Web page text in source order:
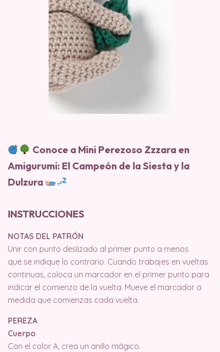
Conoce a Mini Perezoso Zzzara en
Amigurumi: El Campeón de la Siesta y la
Dulzura
INSTRUCCIONES
NOTAS DEL PATRÓN
Unir con punto deslizado al primer punto a menos
que se indique lo contrario. Cuando trabajes en vueltas
continuas, coloca un marcador en el primer punto para
indicar el comienzo de la vuelta. Mueve el marcador a
medida que comienzas cada vuelta.
PEREZA
Cuerpo
Con el color A, crea un anillo mágico.